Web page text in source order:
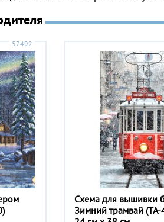
57492
Схема для вышивки
Зимний трамвай (ТА-